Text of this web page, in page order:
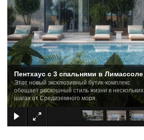
Пентхаус с 3 спальнями в Лимассоле
Этот новый эксклюзивный бутик-комплекс
обещает роскошный стиль жизни в нескольких
шагах от Средиземного моря.